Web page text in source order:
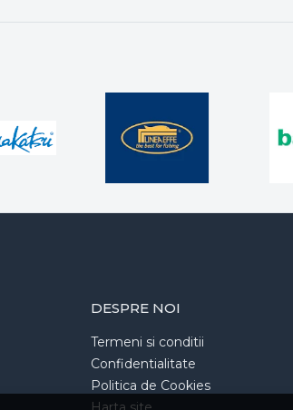
DESPRE NOI
Termeni si conditii
Confidentialitate
Politica de Cookies